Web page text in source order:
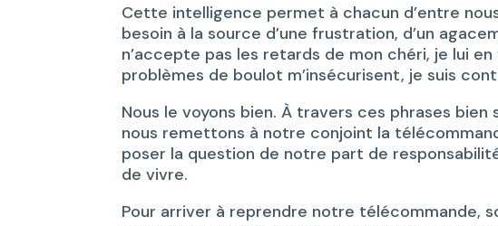
Cette intelligence permet à chacun d’entre
besoin à la source d’une frustration, d’un
n’accepte pas les retards de mon chéri, je lui
problèmes de boulot m’insécurisent, je suis
Nous le voyons bien. À travers ces phrases
nous remettons à notre conjoint la
poser la question de notre part de
de vivre.
Pour arriver à reprendre notre télécommande,